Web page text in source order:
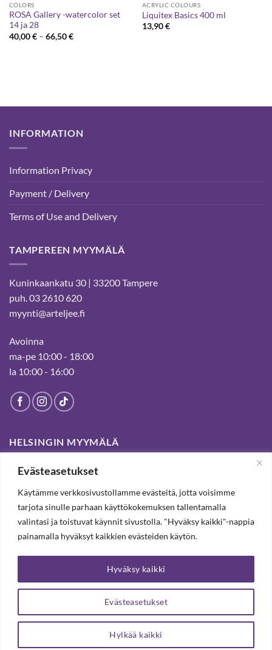
Evästeasetukset
Käytämme verkkosivustollamme evästeitä, jotta voisimme
tarjota sinulle parhaan käyttökokemuksen tallentamalla
valintasi ja toistuvat käynnit sivustolla. "Hyväksy kaikki"-nappia
painamalla hyväksyt kaikkien evästeiden käytön.
Evästeasetukset
Hylkää kaikki
Hyväksy kaikki
COLORS
ROSA Gallery -watercolor set
14 ja 28
40,00€ – 66,50€Price
ACRYLIC COLOURS
Liquitex Basics 400 ml
13,90€
INFORMATION
Information Privacy
Payment / Delivery
Terms of Use and Delivery
TAMPEREEN MYYMÄLÄ
Kuninkaankatu 30 | 33200 Tampere
puh. 03 2610 620
myynti@arteljee.fi
Avoinna
ma-pe 10:00 - 18:00
la 10:00 - 16:00
HELSINGIN MYYMÄLÄ
Suljettu pysyvästi 19.7.2025 alkaen
SUBSCRIBE OUR NEWSLETTER TO RECEIVE 20%
DISCOUNT.
SUBSCRIBE OUR NEWSLETTER
Copyright 2026 ©